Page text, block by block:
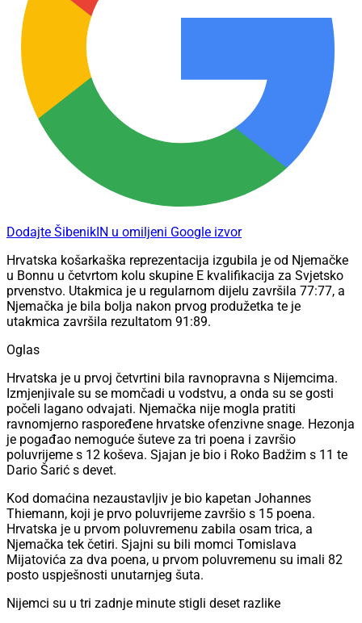
Dodajte ŠibenikIN u omiljeni Google izvor
Hrvatska košarkaška reprezentacija izgubila je od Njemačke
u Bonnu u četvrtom kolu skupine E kvalifikacija za Svjetsko
prvenstvo. Utakmica je u regularnom dijelu završila 77:77, a
Njemačka je bila bolja nakon prvog produžetka te je
utakmica završila rezultatom 91:89.
Oglas
Hrvatska je u prvoj četvrtini bila ravnopravna s Nijemcima.
Izmjenjivale su se momčadi u vodstvu, a onda su se gosti
počeli lagano odvajati. Njemačka nije mogla pratiti
ravnomjerno raspoređene hrvatske ofenzivne snage. Hezonja
je pogađao nemoguće šuteve za tri poena i završio
poluvrijeme s 12 koševa. Sjajan je bio i Roko Badžim s 11 te
Dario Šarić s devet.
Kod domaćina nezaustavljiv je bio kapetan Johannes
Thiemann, koji je prvo poluvrijeme završio s 15 poena.
Hrvatska je u prvom poluvremenu zabila osam trica, a
Njemačka tek četiri. Sjajni su bili momci Tomislava
Mijatovića za dva poena, u prvom poluvremenu su imali 82
posto uspješnosti unutarnjeg šuta.
Nijemci su u tri zadnje minute stigli deset razlike